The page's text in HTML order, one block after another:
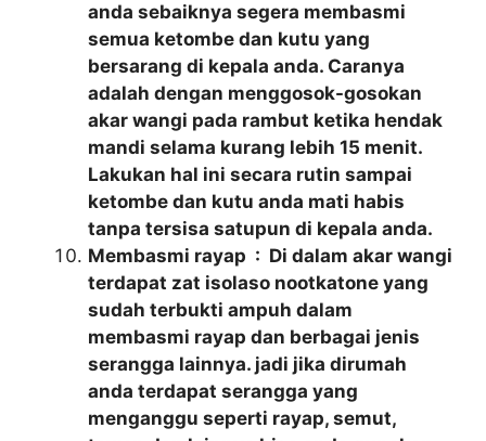
anda sebaiknya segera membasmi
semua ketombe dan kutu yang
bersarang di kepala anda. Caranya
adalah dengan menggosok-gosokan
akar wangi pada rambut ketika hendak
mandi selama kurang lebih 15 menit.
Lakukan hal ini secara rutin sampai
ketombe dan kutu anda mati habis
tanpa tersisa satupun di kepala anda.
Membasmi rayap : Di dalam akar wangi
terdapat zat isolaso nootkatone yang
sudah terbukti ampuh dalam
membasmi rayap dan berbagai jenis
serangga lainnya. jadi jika dirumah
anda terdapat serangga yang
menganggu seperti rayap, semut,